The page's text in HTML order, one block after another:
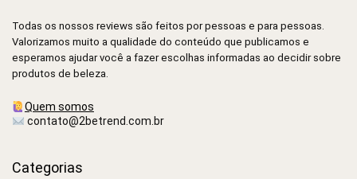
Todas os nossos reviews são feitos por pessoas e para pessoas.
Valorizamos muito a qualidade do conteúdo que publicamos e
esperamos ajudar você a fazer escolhas informadas ao decidir sobre
produtos de beleza.
Quem somos
contato@2betrend.com.br
Categorias